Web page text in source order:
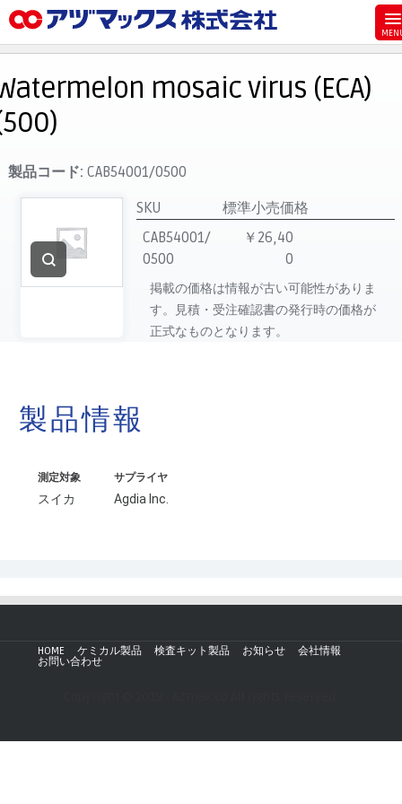
お気に入り
お買い物カゴ
ご注文
マイページ
主要取扱ブランド
代理店一覧
製品検索
mosaic virus (ECA)
製品コード: CAB54001/0500
SKU
標準小売価格
CAB54001/
0500
￥26,40
0
掲載の価格は情報が古い可能性がありま
す。見積・受注確認書の発行時の価格が
正式なものとなります。
製品情報
測定対象
スイカ
サプライヤ
Agdia Inc.
HOME ケミカル製品 検査キット製品 お知らせ
会社情報
お問い合わせ